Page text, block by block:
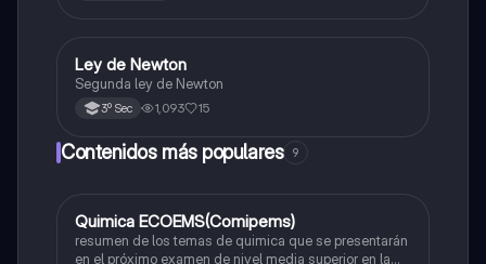
Física
Ley de Newton
Segunda ley de Newton
3º Sec 1,093 15
Contenidos más populares 9
Química
Quimica ECOEMS(Comipems)
resumen de los temas de quimica que se presentarán
en el próximo examen de nivel media superior en la